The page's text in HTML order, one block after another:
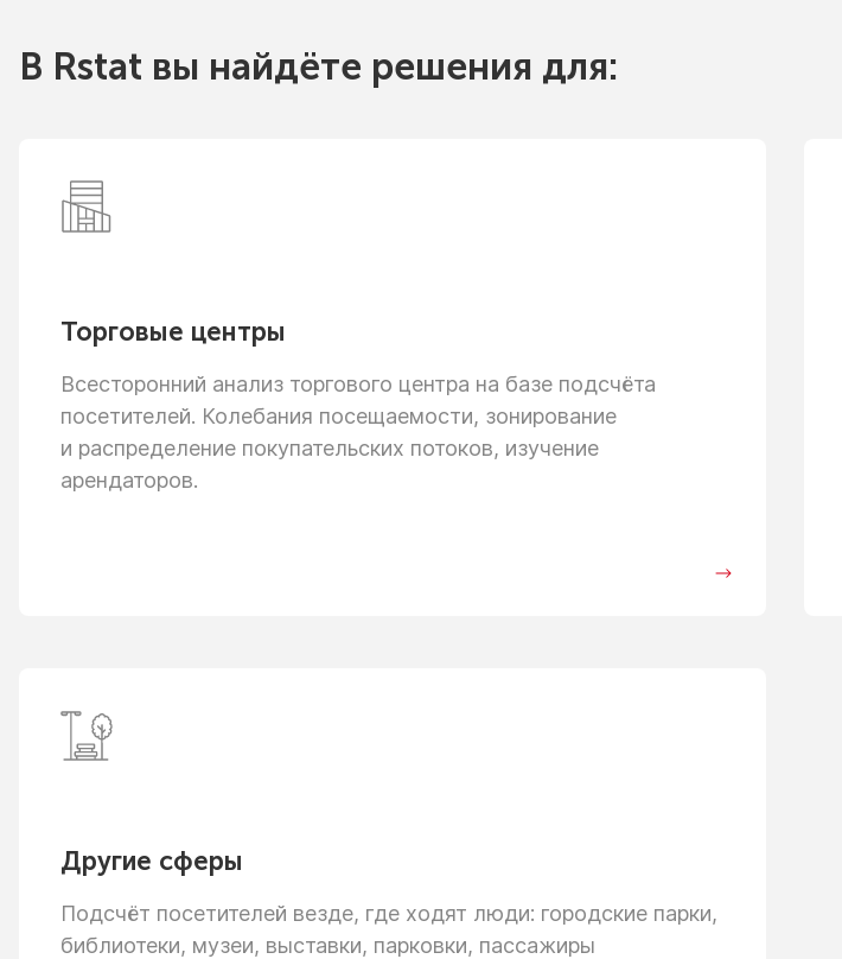
В Rstat вы найдёте решения для:
Торговые центры
Всесторонний анализ торгового центра на базе подсчёта
посетителей. Колебания посещаемости, зонирование
и распределение покупательских потоков, изучение
арендаторов.
Другие сферы
Подсчёт посетителей везде, где ходят люди: городские парки,
библиотеки, музеи, выставки, парковки, пассажиры